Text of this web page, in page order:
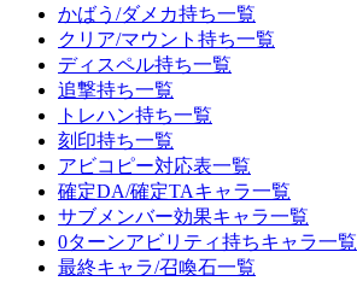
かばう/ダメカ持ち一覧
クリア/マウント持ち一覧
ディスペル持ち一覧
追撃持ち一覧
トレハン持ち一覧
刻印持ち一覧
アビコピー対応表一覧
確定DA/確定TAキャラ一覧
サブメンバー効果キャラ一覧
0ターンアビリティ持ちキャラ一覧
最終キャラ/召喚石一覧